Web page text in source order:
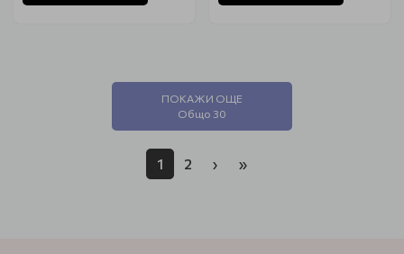
ПОКАЖИ ОЩЕ
Общо 30
1 2 › »